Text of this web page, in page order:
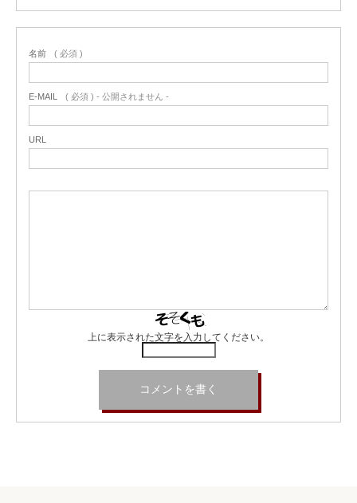
名前 ( 必須 )
E-MAIL ( 必須 ) - 公開されません -
URL
上に表示された文字を入力してください。